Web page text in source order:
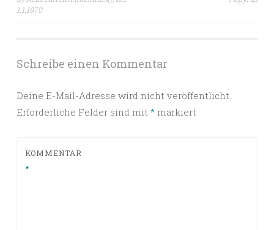
1.1.1970
Schreibe einen Kommentar
Deine E-Mail-Adresse wird nicht veröffentlicht.
Erforderliche Felder sind mit * markiert
KOMMENTAR
*